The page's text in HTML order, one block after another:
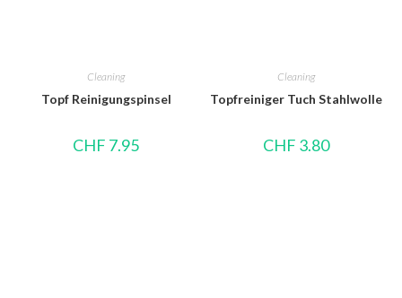
Cleaning
Topf Reinigungspinsel
CHF 7.95
Cleaning
Topfreiniger Tuch Stahlwolle
CHF 3.80